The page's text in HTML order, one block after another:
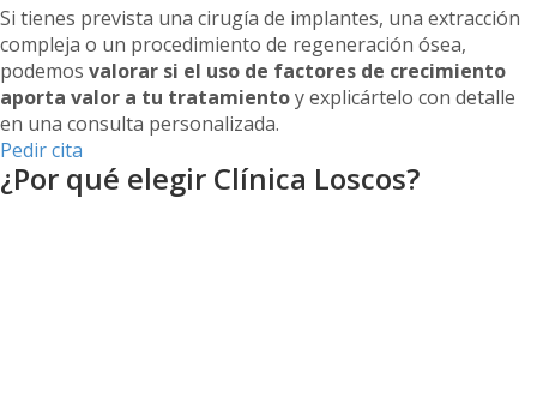
Si tienes prevista una cirugía de implantes, una extracción
compleja o un procedimiento de regeneración ósea,
podemos valorar si el uso de factores de crecimiento
aporta valor a tu tratamientoy explicártelo con detalle
en una consulta personalizada.
Pedir cita
¿Por qué elegir Clínica Loscos?